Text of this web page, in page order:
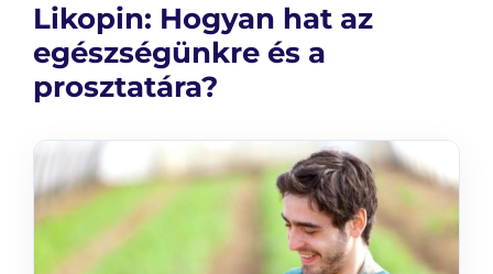
Likopin: Hogyan hat az
egészségünkre és a
prosztatára?